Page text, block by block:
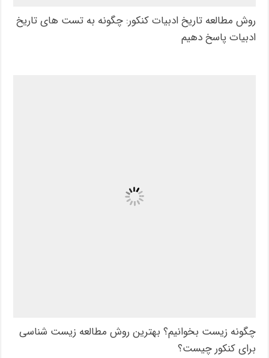
روش مطالعه تاریخ ادبیات کنکور: چگونه به تست های تاریخ
ادبیات پاسخ دهیم
چگونه زیست بخوانیم؟ بهترین روش مطالعه زیست شناسی
برای کنکور چیست؟